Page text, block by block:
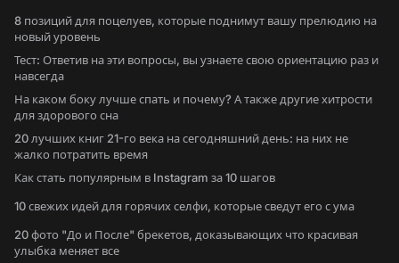
8 позиций для поцелуев, которые поднимут вашу прелюдию на
новый уровень
Тест: Ответив на эти вопросы, вы узнаете свою ориентацию раз и
навсегда
На каком боку лучше спать и почему? А также другие хитрости
для здорового сна
20 лучших книг 21-го века на сегодняшний день: на них не
жалко потратить время
Как стать популярным в Instagram за 10 шагов
10 свежих идей для горячих селфи, которые сведут его с ума
20 фото "До и После" брекетов, доказывающих что красивая
улыбка меняет все